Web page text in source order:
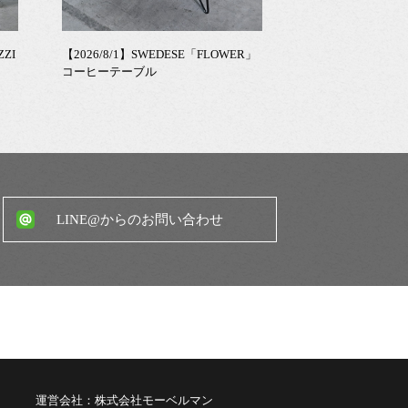
【2026/8/1】SWEDESE「FLOWER」
コーヒーテーブル
LINE@からのお問い合わせ
運営会社：株式会社モーベルマン